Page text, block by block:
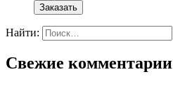
Заказать
Найти:
Свежие комментарии